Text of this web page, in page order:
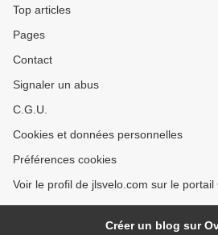
Top articles
Pages
Contact
Signaler un abus
C.G.U.
Cookies et données personnelles
Préférences cookies
Voir le profil de jlsvelo.com sur le portail
Créer un blog sur